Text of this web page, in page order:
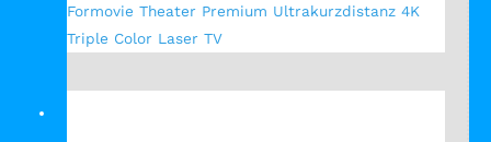
Formovie Theater Premium Ultrakurzdistanz 4K
Triple Color Laser TV